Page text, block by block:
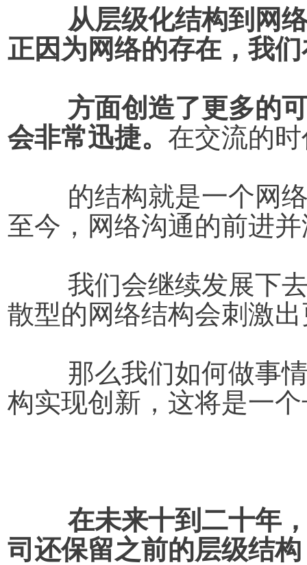
从层级化结构到网
正因为网络的存在，我
会非常迅捷。 在交流的
至今，网络沟通的前进
散型的网络结构会刺激
构实现创新，这将是一
在未来十到二十年
司还保留之前的层级结